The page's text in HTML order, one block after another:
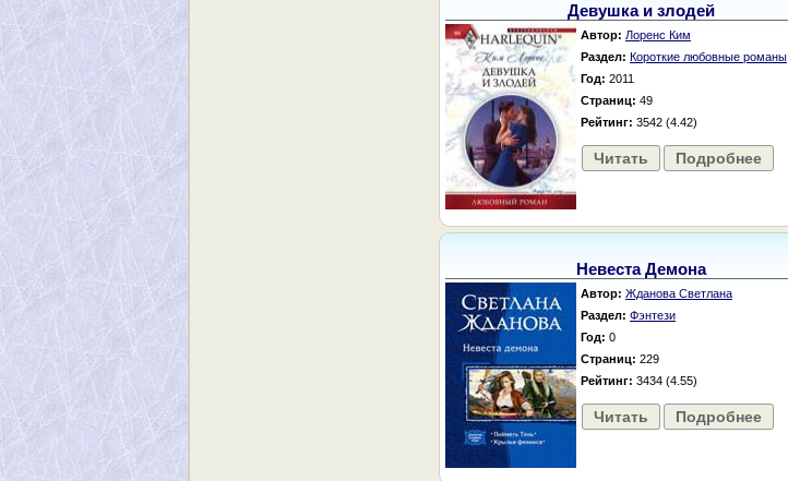
Девушка и злодей
Автор: Лоренс Ким
Раздел: Короткие любовные романы
Год: 2011
Страниц: 49
Рейтинг: 3542 (4.42)
Читать Подробнее
Невеста Демона
Автор: Жданова Светлана
Раздел: Фэнтези
Год: 0
Страниц: 229
Рейтинг: 3434 (4.55)
Читать Подробнее